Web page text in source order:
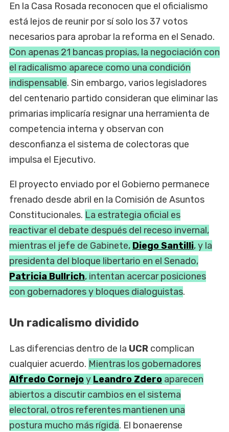
En la Casa Rosada reconocen que el oficialismo
está lejos de reunir por sí solo los 37 votos
necesarios para aprobar la reforma en el Senado.
Con apenas 21 bancas propias, la negociación con
el radicalismo aparece como una condición
indispensable. Sin embargo, varios legisladores
del centenario partido consideran que eliminar las
primarias implicaría resignar una herramienta de
competencia interna y observan con
desconfianza el sistema de colectoras que
impulsa el Ejecutivo.
El proyecto enviado por el Gobierno permanece
frenado desde abril en la Comisión de Asuntos
Constitucionales. La estrategia oficial es
reactivar el debate después del receso invernal,
mientras el jefe de Gabinete, Diego Santilli, y la
presidenta del bloque libertario en el Senado,
Patricia Bullrich, intentan acercar posiciones
con gobernadores y bloques dialoguistas.
Un radicalismo dividido
Las diferencias dentro de la UCR complican
cualquier acuerdo. Mientras los gobernadores
Alfredo Cornejoy Leandro Zdero aparecen
abiertos a discutir cambios en el sistema
electoral, otros referentes mantienen una
postura mucho más rígida. El bonaerense